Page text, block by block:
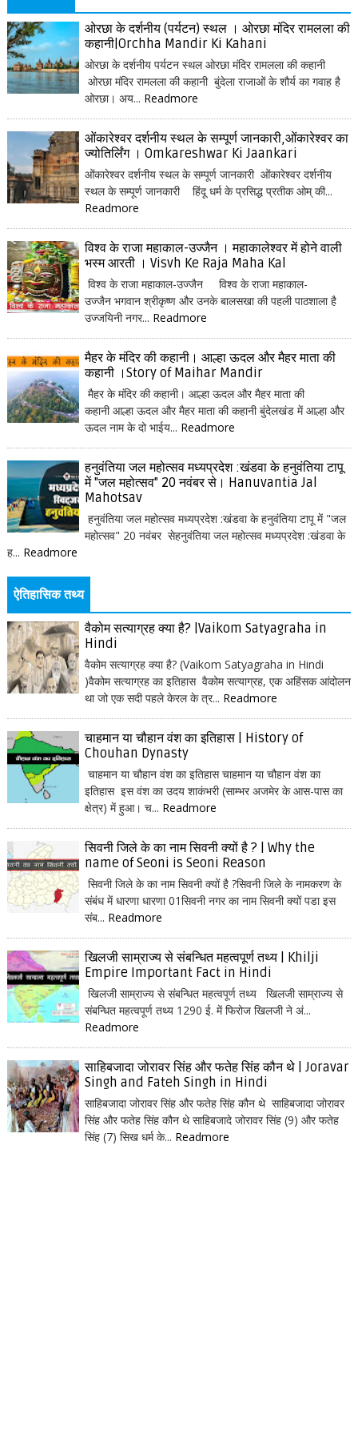
ओरछा के दर्शनीय (पर्यटन) स्थल । ओरछा मंदिर रामलला की
कहानी|Orchha Mandir Ki Kahani
ओरछा के दर्शनीय पर्यटन स्थल ओरछा मंदिर रामलला की कहानी
ओरछा मंदिर रामलला की कहानी बुंदेला राजाओं के शौर्य का गवाह है
ओरछा। अय... Readmore
ओंकारेश्वर दर्शनीय स्थल के सम्पूर्ण जानकारी,ओंकारेश्वर का
ज्योतिर्लिंग । Omkareshwar Ki Jaankari
ओंकारेश्वर दर्शनीय स्थल के सम्पूर्ण जानकारी ओंकारेश्वर दर्शनीय
स्थल के सम्पूर्ण जानकारी हिंदू धर्म के प्रसिद्ध प्रतीक ओम् की...
Readmore
विश्व के राजा महाकाल-उज्जैन । महाकालेश्वर में होने वाली
भस्म आरती । Visvh Ke Raja Maha Kal
विश्व के राजा महाकाल-उज्जैन विश्व के राजा महाकाल-
उज्जैन भगवान श्रीकृष्ण और उनके बालसखा की पहली पाठशाला है
उज्जयिनी नगर... Readmore
मैहर के मंदिर की कहानी। आल्हा ऊदल और मैहर माता की
कहानी ।Story of Maihar Mandir
मैहर के मंदिर की कहानी। आल्हा ऊदल और मैहर माता की
कहानी आल्हा ऊदल और मैहर माता की कहानी बुंदेलखंड में आल्हा और
ऊदल नाम के दो भाईय... Readmore
हनुवंतिया जल महोत्सव मध्यप्रदेश :खंडवा के हनुवंतिया टापू
में "जल महोत्सव" 20 नवंबर से। Hanuvantia Jal
Mahotsav
हनुवंतिया जल महोत्सव मध्यप्रदेश :खंडवा के हनुवंतिया टापू में "जल
महोत्सव" 20 नवंबर सेहनुवंतिया जल महोत्सव मध्यप्रदेश :खंडवा के
ह... Readmore
ऐतिहासिक तथ्य
वैकोम सत्याग्रह क्या है? |Vaikom Satyagraha in
Hindi
वैकोम सत्याग्रह क्या है? (Vaikom Satyagraha in Hindi
)वैकोम सत्याग्रह का इतिहास वैकोम सत्याग्रह, एक अहिंसक आंदोलन
था जो एक सदी पहले केरल के त्र... Readmore
चाहमान या चौहान वंश का इतिहास | History of
Chouhan Dynasty
चाहमान या चौहान वंश का इतिहास चाहमान या चौहान वंश का
इतिहास इस वंश का उदय शाकंभरी (साम्भर अजमेर के आस-पास का
क्षेत्र) में हुआ। च... Readmore
सिवनी जिले के का नाम सिवनी क्यों है ? | Why the
name of Seoni is Seoni Reason
सिवनी जिले के का नाम सिवनी क्यों है ?सिवनी जिले के नामकरण के
संबंध में धारणा धारणा 01सिवनी नगर का नाम सिवनी क्यों पडा इस
संब... Readmore
खिलजी साम्राज्य से संबन्धित महत्वपूर्ण तथ्य | Khilji
Empire Important Fact in Hindi
खिलजी साम्राज्य से संबन्धित महत्वपूर्ण तथ्य खिलजी साम्राज्य से
संबन्धित महत्वपूर्ण तथ्य 1290 ई. में फिरोज खिलजी ने अं...
Readmore
साहिबजादा जोरावर सिंह और फतेह सिंह कौन थे | Joravar
Singh and Fateh Singh in Hindi
साहिबजादा जोरावर सिंह और फतेह सिंह कौन थे साहिबजादा जोरावर
सिंह और फतेह सिंह कौन थे साहिबजादे जोरावर सिंह (9) और फतेह
सिंह (7) सिख धर्म के... Readmore